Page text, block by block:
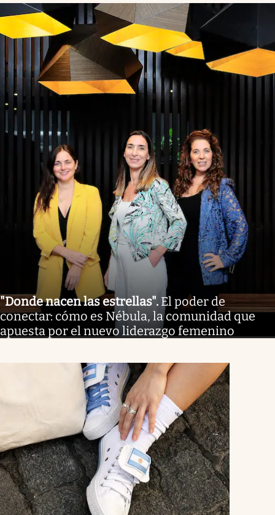
"Donde nacen las estrellas". El poder de
conectar: cómo es Nébula, la comunidad que
apuesta por el nuevo liderazgo femenino